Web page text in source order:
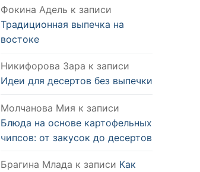
Фокина Адель к записи
Традиционная выпечка на
востоке
Никифорова Зара к записи
Идеи для десертов без выпечки
Молчанова Мия к записи
Блюда на основе картофельных
чипсов: от закусок до десертов
Брагина Млада к записи Как